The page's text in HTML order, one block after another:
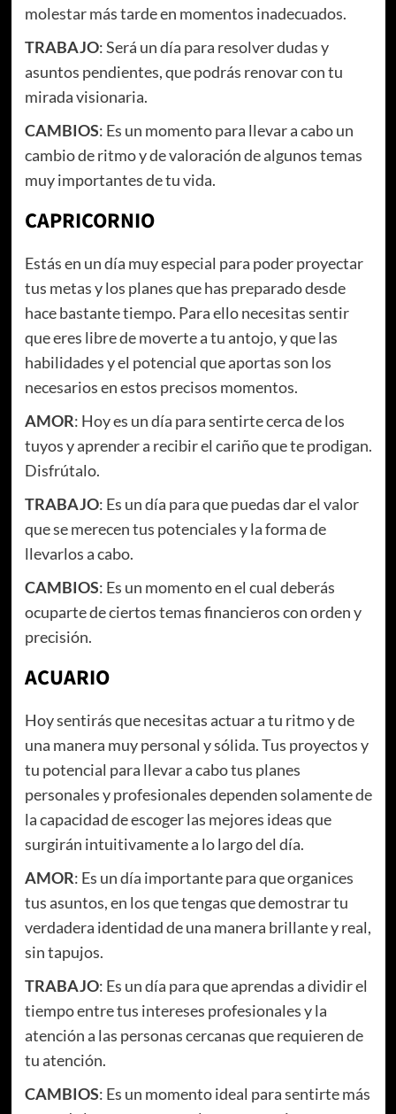
molestar más tarde en momentos inadecuados.
TRABAJO: Será un día para resolver dudas y
asuntos pendientes, que podrás renovar con tu
mirada visionaria.
CAMBIOS: Es un momento para llevar a cabo un
cambio de ritmo y de valoración de algunos temas
muy importantes de tu vida.
CAPRICORNIO
Estás en un día muy especial para poder proyectar
tus metas y los planes que has preparado desde
hace bastante tiempo. Para ello necesitas sentir
que eres libre de moverte a tu antojo, y que las
habilidades y el potencial que aportas son los
necesarios en estos precisos momentos.
AMOR: Hoy es un día para sentirte cerca de los
tuyos y aprender a recibir el cariño que te prodigan.
Disfrútalo.
TRABAJO: Es un día para que puedas dar el valor
que se merecen tus potenciales y la forma de
llevarlos a cabo.
CAMBIOS: Es un momento en el cual deberás
ocuparte de ciertos temas financieros con orden y
precisión.
ACUARIO
Hoy sentirás que necesitas actuar a tu ritmo y de
una manera muy personal y sólida. Tus proyectos y
tu potencial para llevar a cabo tus planes
personales y profesionales dependen solamente de
la capacidad de escoger las mejores ideas que
surgirán intuitivamente a lo largo del día.
AMOR: Es un día importante para que organices
tus asuntos, en los que tengas que demostrar tu
verdadera identidad de una manera brillante y real,
sin tapujos.
TRABAJO: Es un día para que aprendas a dividir el
tiempo entre tus intereses profesionales y la
atención a las personas cercanas que requieren de
tu atención.
CAMBIOS: Es un momento ideal para sentirte más